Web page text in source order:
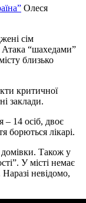
Олеся
сім
Атака “шахедами”
близько
критичної
заклади.
– 14 осіб, двоє
борються лікарі.
Також у
У місті немає
Наразі невідомо,